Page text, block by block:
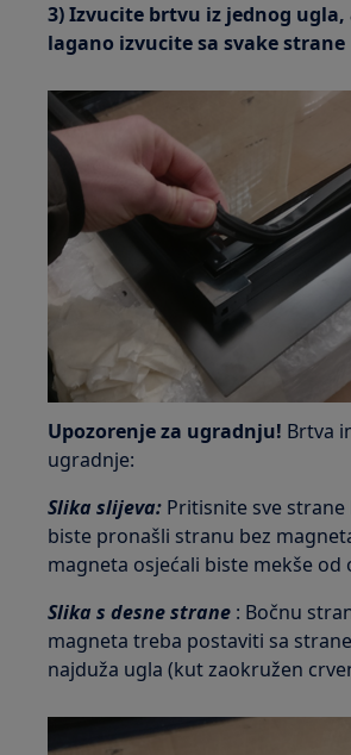
3) Izvucite brtvu iz jednog ugla,
lagano izvucite sa svake strane
Upozorenje za ugradnju! Brtva
ugradnje:
Slika slijeva: Pritisnite sve
biste pronašli stranu bez
magneta osjećali biste mekše od
Slika s desne strane : Bočnu
magneta treba postaviti sa
najduža ugla (kut zaokružen